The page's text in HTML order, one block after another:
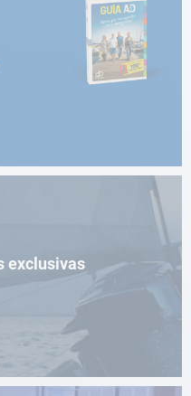
exclusivas